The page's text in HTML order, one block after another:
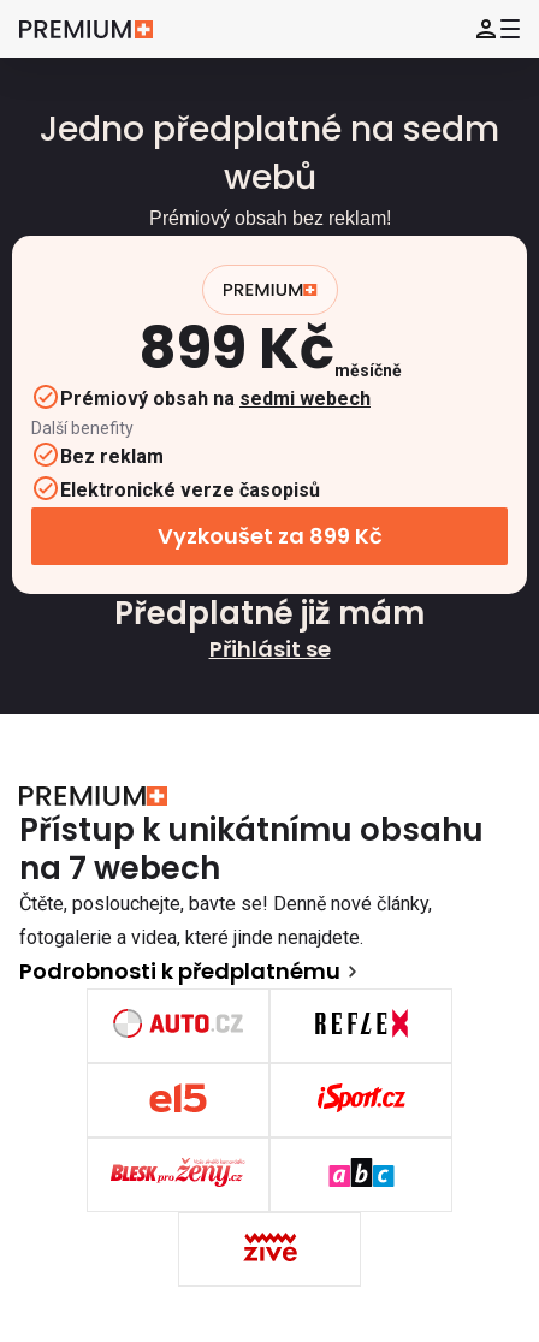
Jedno předplatné na sedm
webů
Prémiový obsah bez reklam!
899 Kčměsíčně
Prémiový obsah na sedmi webech
Další benefity
Bez reklam
Elektronické verze časopisů
Vyzkoušet za 899 Kč
Předplatné již mám
Přihlásit se
Přístup k unikátnímu obsahu
na 7 webech
Čtěte, poslouchejte, bavte se! Denně nové články,
fotogalerie a videa, které jinde nenajdete.
Podrobnosti k předplatnému